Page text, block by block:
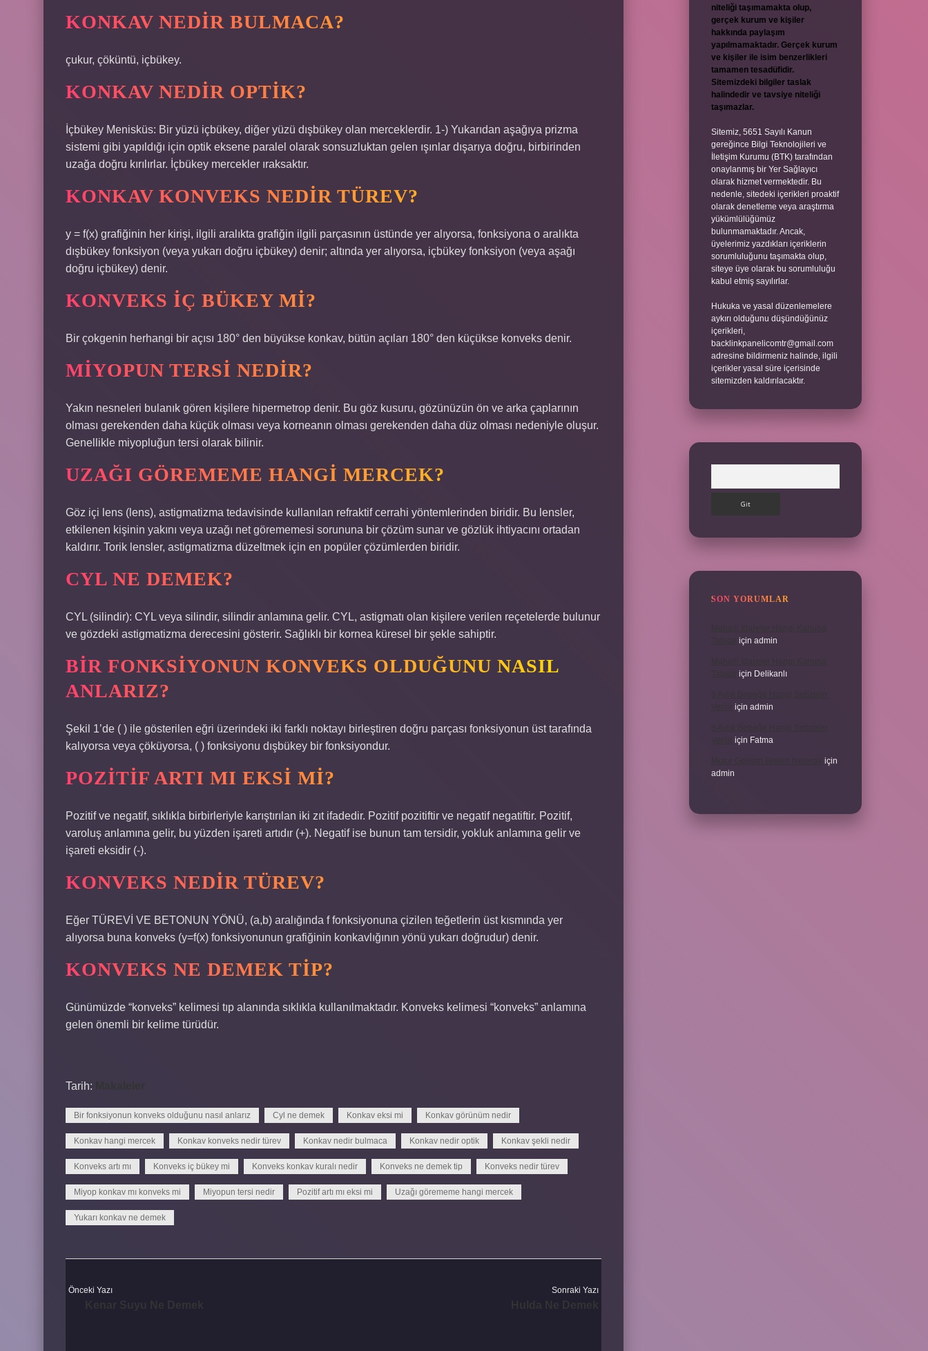
KONKAV NEDIR BULMACA?
çukur, çöküntü, içbükey.
KONKAV NEDIR OPTIK?
İçbükey Menisküs: Bir yüzü içbükey, diğer yüzü dışbükey olan merceklerdir. 1-) Yukarıdan aşağıya prizma
sistemi gibi yapıldığı için optik eksene paralel olarak sonsuzluktan gelen ışınlar dışarıya doğru, birbirinden
uzağa doğru kırılırlar. İçbükey mercekler ıraksaktır.
KONKAV KONVEKS NEDIR TÜREV?
y = f(x) grafiğinin her kirişi, ilgili aralıkta grafiğin ilgili parçasının üstünde yer alıyorsa, fonksiyona o aralıkta
dışbükey fonksiyon (veya yukarı doğru içbükey) denir; altında yer alıyorsa, içbükey fonksiyon (veya aşağı
doğru içbükey) denir.
KONVEKS IÇ BÜKEY MI?
Bir çokgenin herhangi bir açısı 180° den büyükse konkav, bütün açıları 180° den küçükse konveks denir.
MIYOPUN TERSI NEDIR?
Yakın nesneleri bulanık gören kişilere hipermetrop denir. Bu göz kusuru, gözünüzün ön ve arka çaplarının
olması gerekenden daha küçük olması veya korneanın olması gerekenden daha düz olması nedeniyle oluşur.
Genellikle miyopluğun tersi olarak bilinir.
UZAĞI GÖREMEME HANGI MERCEK?
Göz içi lens (lens), astigmatizma tedavisinde kullanılan refraktif cerrahi yöntemlerinden biridir. Bu lensler,
etkilenen kişinin yakını veya uzağı net görememesi sorununa bir çözüm sunar ve gözlük ihtiyacını ortadan
kaldırır. Torik lensler, astigmatizma düzeltmek için en popüler çözümlerden biridir.
CYL NE DEMEK?
CYL (silindir): CYL veya silindir, silindir anlamına gelir. CYL, astigmatı olan kişilere verilen reçetelerde bulunur
ve gözdeki astigmatizma derecesini gösterir. Sağlıklı bir kornea küresel bir şekle sahiptir.
BIR FONKSIYONUN KONVEKS OLDUĞUNU NASIL
ANLARIZ?
Şekil 1’de ( ) ile gösterilen eğri üzerindeki iki farklı noktayı birleştiren doğru parçası fonksiyonun üst tarafında
kalıyorsa veya çöküyorsa, ( ) fonksiyonu dışbükey bir fonksiyondur.
POZITIF ARTI MI EKSI MI?
Pozitif ve negatif, sıklıkla birbirleriyle karıştırılan iki zıt ifadedir. Pozitif pozitiftir ve negatif negatiftir. Pozitif,
varoluş anlamına gelir, bu yüzden işareti artıdır (+). Negatif ise bunun tam tersidir, yokluk anlamına gelir ve
işareti eksidir (-).
KONVEKS NEDIR TÜREV?
Eğer TÜREVİ VE BETONUN YÖNÜ, (a,b) aralığında f fonksiyonuna çizilen teğetlerin üst kısmında yer
alıyorsa buna konveks (y=f(x) fonksiyonunun grafiğinin konkavlığının yönü yukarı doğrudur) denir.
KONVEKS NE DEMEK TIP?
Günümüzde “konveks” kelimesi tıp alanında sıklıkla kullanılmaktadır. Konveks kelimesi “konveks” anlamına
gelen önemli bir kelime türüdür.
Tarih: Makaleler
Bir fonksiyonun konveks olduğunu nasıl anlarız Cyl ne demek Konkav eksi mi Konkav görünüm nedir
Konkav hangi mercek Konkav konveks nedir türev Konkav nedir bulmaca Konkav nedir optik Konkav şekli nedir
Konveks artı mı Konveks iç bükey mi Konveks konkav kuralı nedir Konveks ne demek tip Konveks nedir türev
Miyop konkav mı konveks mi Miyopun tersi nedir Pozitif artı mı eksi mi Uzağı görememe hangi mercek
Yukarı konkav ne demek
Önceki Yazı Sonraki Yazı
niteliği taşımamakta olup,
gerçek kurum ve kişiler
hakkında paylaşım
yapılmamaktadır. Gerçek kurum
ve kişiler ile isim benzerlikleri
tamamen tesadüfidir.
Sitemizdeki bilgiler taslak
halindedir ve tavsiye niteliği
taşımazlar.
Sitemiz, 5651 Sayılı Kanun
gereğince Bilgi Teknolojileri ve
İletişim Kurumu (BTK) tarafından
onaylanmış bir Yer Sağlayıcı
olarak hizmet vermektedir. Bu
nedenle, sitedeki içerikleri proaktif
olarak denetleme veya araştırma
yükümlülüğümüz
bulunmamaktadır. Ancak,
üyelerimiz yazdıkları içeriklerin
sorumluluğunu taşımakta olup,
siteye üye olarak bu sorumluluğu
kabul etmiş sayılırlar.
Hukuka ve yasal düzenlemelere
aykırı olduğunu düşündüğünüz
içerikleri,
backlinkpanelicomtr@gmail.com
adresine bildirmeniz halinde, ilgili
içerikler yasal süre içerisinde
sitemizden kaldırılacaktır.
SON YORUMLAR
için admin
için Delikanlı
için admin
için Fatma
için
admin